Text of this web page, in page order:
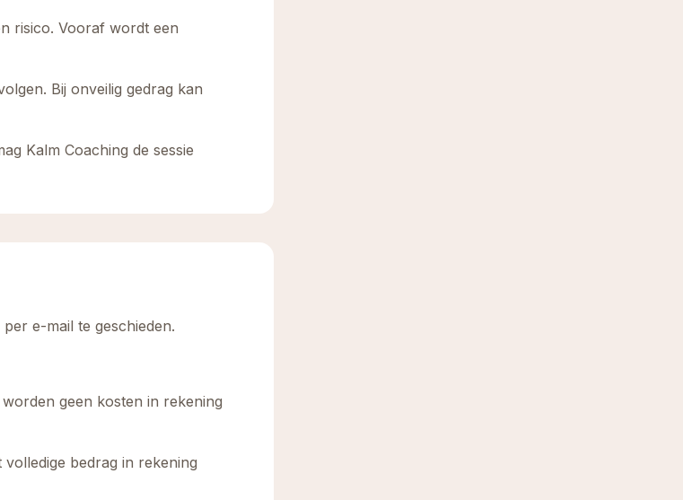
risico. Vooraf wordt een
Bij onveilig gedrag kan
Kalm Coaching de sessie
e-mail te geschieden.
geen kosten in rekening
bedrag in rekening